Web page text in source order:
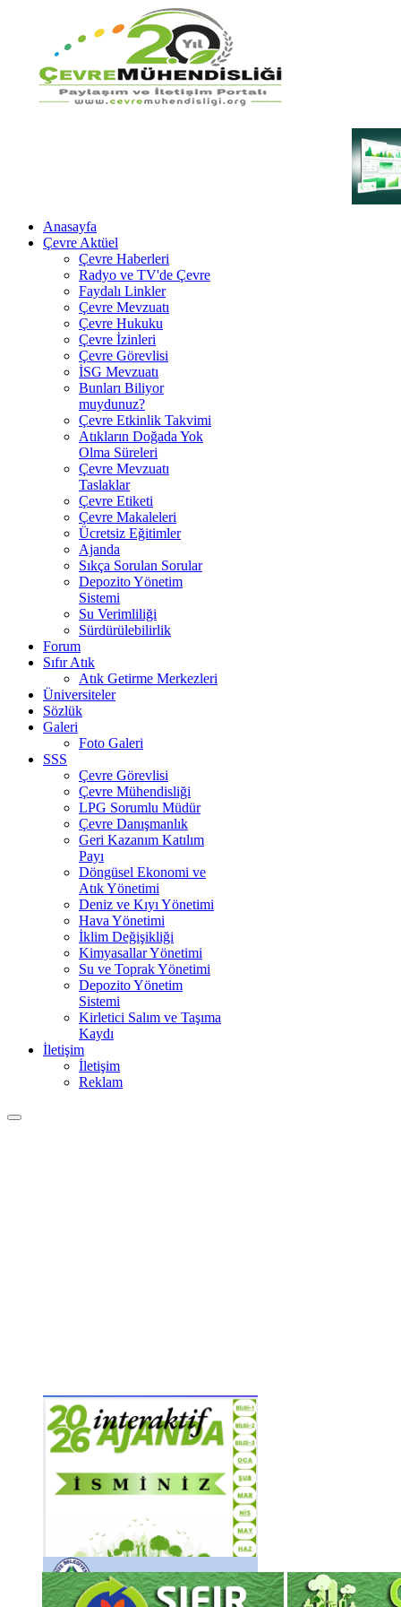
Anasayfa
Çevre Aktüel
Çevre Haberleri
Radyo ve TV'de Çevre
Faydalı Linkler
Çevre Mevzuatı
Çevre Hukuku
Çevre İzinleri
Çevre Görevlisi
İSG Mevzuatı
Bunları Biliyor
muydunuz?
Çevre Etkinlik Takvimi
Atıkların Doğada Yok
Olma Süreleri
Çevre Mevzuatı
Taslaklar
Çevre Etiketi
Çevre Makaleleri
Ücretsiz Eğitimler
Ajanda
Sıkça Sorulan Sorular
Depozito Yönetim
Sistemi
Su Verimliliği
Sürdürülebilirlik
Forum
Sıfır Atık
Atık Getirme Merkezleri
Üniversiteler
Sözlük
Galeri
Foto Galeri
SSS
Çevre Görevlisi
Çevre Mühendisliği
LPG Sorumlu Müdür
Çevre Danışmanlık
Geri Kazanım Katılım
Payı
Döngüsel Ekonomi ve
Atık Yönetimi
Deniz ve Kıyı Yönetimi
Hava Yönetimi
İklim Değişikliği
Kimyasallar Yönetimi
Su ve Toprak Yönetimi
Depozito Yönetim
Sistemi
Kirletici Salım ve Taşıma
Kaydı
İletişim
İletişim
Reklam